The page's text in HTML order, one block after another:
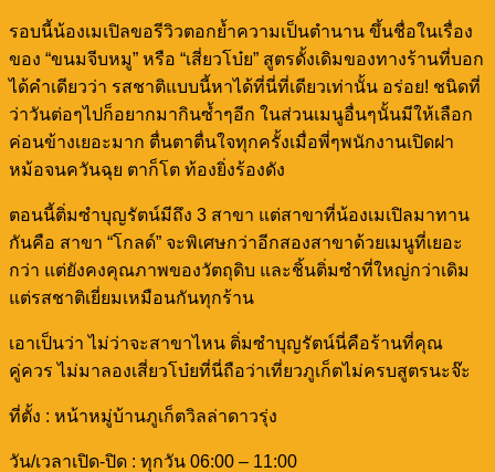
รอบนี้น้องเมเปิลขอรีวิวตอกย้ำความเป็นตำนาน ขึ้นชื่อในเรื่อง
ของ “ขนมจีบหมู” หรือ “เสี่ยวโบ๋ย” สูตรดั้งเดิมของทางร้านที่บอก
ได้คำเดียวว่า รสชาติแบบนี้หาได้ที่นี่ที่เดียวเท่านั้น อร่อย! ชนิดที่
ว่าวันต่อๆไปก็อยากมากินซ้ำๆอีก ในส่วนเมนูอื่นๆนั้นมีให้เลือก
ค่อนข้างเยอะมาก ตื่นตาตื่นใจทุกครั้งเมื่อพี่ๆพนักงานเปิดฝา
หม้อจนควันฉุย ตาก็โต ท้องยิ่งร้องดัง
ตอนนี้ติ่มซำบุญรัตน์มีถึง 3 สาขา แต่สาขาที่น้องเมเปิลมาทาน
กันคือ สาขา “โกลด์” จะพิเศษกว่าอีกสองสาขาด้วยเมนูที่เยอะ
กว่า แต่ยังคงคุณภาพของวัตถุดิบ และชิ้นติ่มซำที่ใหญ่กว่าเดิม
แต่รสชาติเยี่ยมเหมือนกันทุกร้าน
เอาเป็นว่า ไม่ว่าจะสาขาไหน ติ่มซำบุญรัตน์นี่คือร้านที่คุณ
คู่ควร ไม่มาลองเสี่ยวโบ๋ยที่นี่ถือว่าเที่ยวภูเก็ตไม่ครบสูตรนะจ๊ะ
ที่ตั้ง : หน้าหมู่บ้านภูเก็ตวิลล่าดาวรุ่ง
วัน/เวลาเปิด-ปิด : ทุกวัน 06:00 – 11:00